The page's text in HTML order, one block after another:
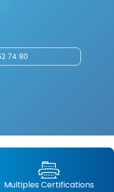
74 80
Multiples Certifications